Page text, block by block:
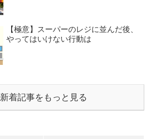
【極意】スーパーのレジに並んだ後、
やってはいけない行動は
新着記事をもっと見る